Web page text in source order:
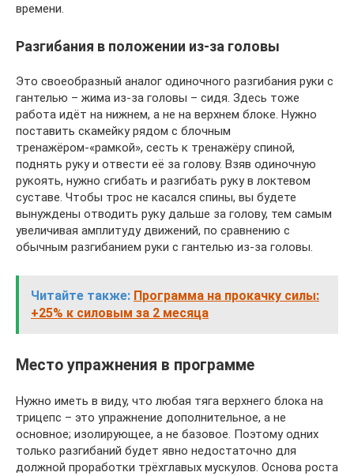
времени.
Разгибания в положении из-за головы
Это своеобразный аналог одиночного разгибания руки с
гантелью – жима из-за головы – сидя. Здесь тоже
работа идёт на нижнем, а не на верхнем блоке. Нужно
поставить скамейку рядом с блочным
тренажёром-«рамкой», сесть к тренажёру спиной,
поднять руку и отвести её за голову. Взяв одиночную
рукоять, нужно сгибать и разгибать руку в локтевом
суставе. Чтобы трос не касался спины, вы будете
вынуждены отводить руку дальше за голову, тем самым
увеличивая амплитуду движений, по сравнению с
обычным разгибанием руки с гантелью из-за головы.
Читайте также: Программа на прокачку силы:
+25% к силовым за 2 месяца
Место упражнения в программе
Нужно иметь в виду, что любая тяга верхнего блока на
трицепс – это упражнение дополнительное, а не
основное; изолирующее, а не базовое. Поэтому одних
только разгибаний будет явно недостаточно для
должной проработки трёхглавых мускулов. Основа роста